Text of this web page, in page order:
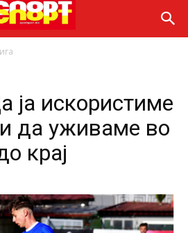
ја искористиме
да уживаме во
крај